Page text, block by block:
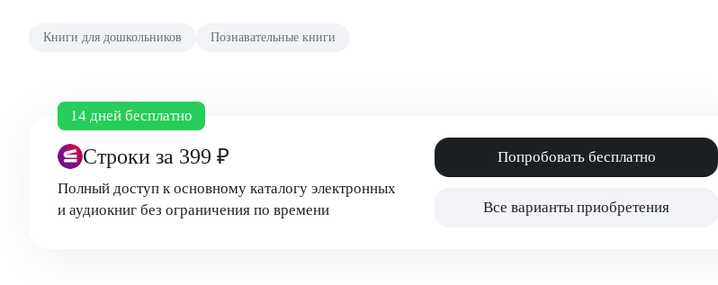
Книги для дошкольников Познавательные книги
14 дней бесплатно
Строки за 399 ₽
Полный доступ к основному каталогу электронных
и аудиокниг без ограничения по времени
Попробовать бесплатно
Все варианты приобретения